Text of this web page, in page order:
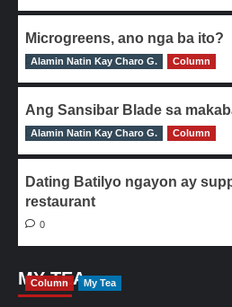
Microgreens, ano nga ba ito?
0
Alamin Natin Kay Charo G. Column
Ang Sansibar Blade sa
0
Alamin Natin Kay Charo G. Column
Dating Batilyo ngayon ay
restaurant
0
MY TEA
Column My Tea